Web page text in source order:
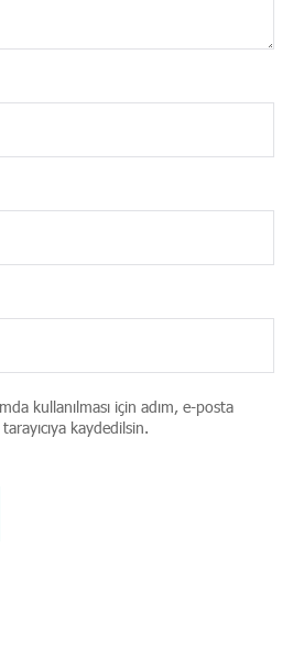
kullanılması için adım, e-posta
kaydedilsin.